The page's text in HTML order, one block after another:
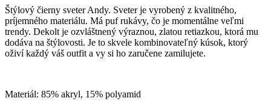
Štýlový čierny sveter Andy. Sveter je vyrobený z kvalitného,
príjemného materiálu. Má puf rukávy, čo je momentálne veľmi
trendy. Dekolt je ozvláštnený výraznou, zlatou retiazkou, ktorá mu
dodáva na štýlovosti. Je to skvele kombinovateľný kúsok, ktorý
oživí každý váš outfit a vy si ho zaručene zamilujete.
Materiál: 85% akryl, 15% polyamid